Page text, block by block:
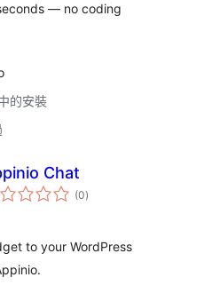
— no coding
的安裝
Chat
(0總
評)
to your WordPress